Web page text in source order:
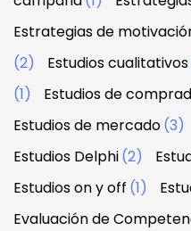
Estrategias de
(2)
Estudios cualitativos
(1)
Estudios de
Estudios de mercado(3)
Estudios Delphi(2)
Estudios on y off (1)
Evaluación de